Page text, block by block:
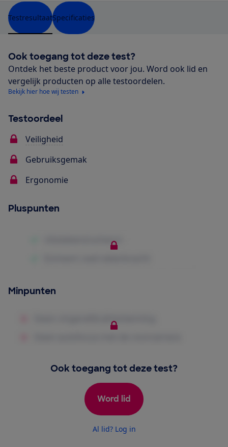
TestresultaatSpecificaties
Ook toegang tot deze test?
Ontdek het beste product voor jou. Word ook lid en
vergelijk producten op alle testoordelen.
Bekijk hier hoe wij testen
Testoordeel
Veiligheid
Gebruiksgemak
Ergonomie
Pluspunten
Minpunten
Ook toegang tot deze test?
Word lid
Al lid? Log in